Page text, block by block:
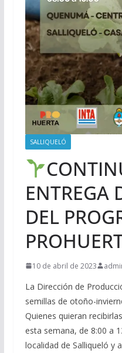
SALLIQUELÓ
ENTREGA
DEL
10 de abril de 2023
La Dirección de
semillas de otoño-
Quienes quieran
esta semana, de 8:00 a
localidad de Salliqueló y